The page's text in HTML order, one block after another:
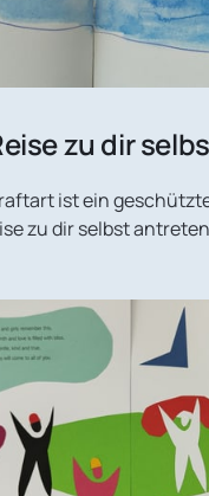
zu dir
ist ein
zu dir selbst